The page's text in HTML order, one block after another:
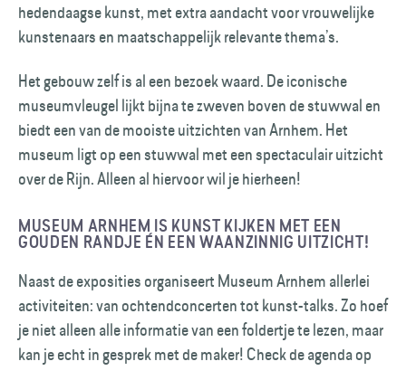
hedendaagse kunst, met extra aandacht voor vrouwelijke
kunstenaars en maatschappelijk relevante thema’s.
Het gebouw zelf is al een bezoek waard. De iconische
museumvleugel lijkt bijna te zweven boven de stuwwal en
biedt een van de mooiste uitzichten van Arnhem. Het
museum ligt op een stuwwal met een spectaculair uitzicht
over de Rijn. Alleen al hiervoor wil je hierheen!
MUSEUM ARNHEM IS KUNST KIJKEN MET EEN
GOUDEN RANDJE ÉN EEN WAANZINNIG UITZICHT!
Naast de exposities organiseert Museum Arnhem allerlei
activiteiten: van ochtend­concerten tot kunst-talks. Zo hoef
je niet alleen alle informatie van een foldertje te lezen, maar
kan je echt in gesprek met de maker! Check de agenda op